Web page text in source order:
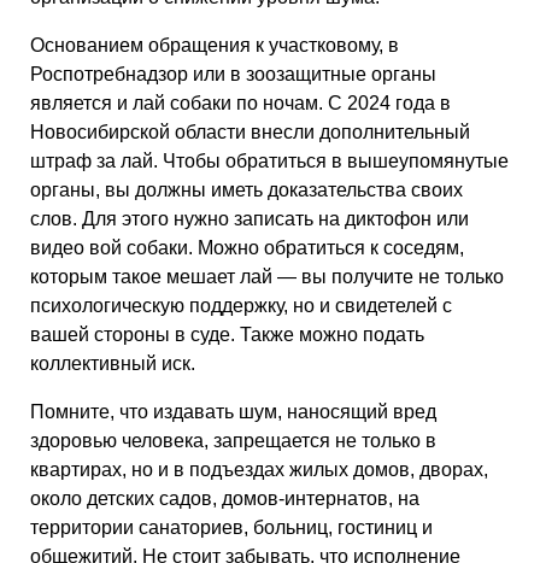
Основанием обращения к участковому, в
Роспотребнадзор или в зоозащитные органы
является и лай собаки по ночам. С 2024 года в
Новосибирской области внесли дополнительный
штраф за лай. Чтобы обратиться в вышеупомянутые
органы, вы должны иметь доказательства своих
слов. Для этого нужно записать на диктофон или
видео вой собаки. Можно обратиться к соседям,
которым такое мешает лай — вы получите не только
психологическую поддержку, но и свидетелей с
вашей стороны в суде. Также можно подать
коллективный иск.
Помните, что издавать шум, наносящий вред
здоровью человека, запрещается не только в
квартирах, но и в подъездах жилых домов, дворах,
около детских садов, домов-интернатов, на
территории санаториев, больниц, гостиниц и
общежитий. Не стоит забывать, что исполнение